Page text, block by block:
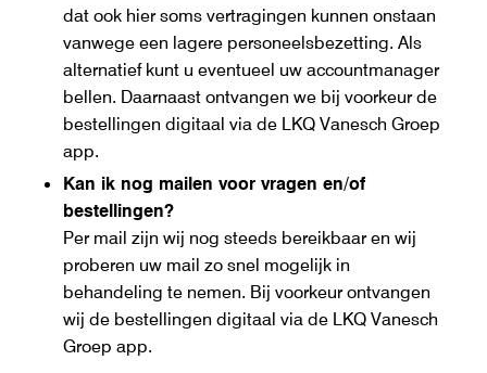
dat ook hier soms vertragingen kunnen onstaan
vanwege een lagere personeelsbezetting. Als
alternatief kunt u eventueel uw accountmanager
bellen. Daarnaast ontvangen we bij voorkeur de
bestellingen digitaal via de LKQ Vanesch Groep
app.
Kan ik nog mailen voor vragen en/of
bestellingen?
Per mail zijn wij nog steeds bereikbaar en wij
proberen uw mail zo snel mogelijk in
behandeling te nemen. Bij voorkeur ontvangen
wij de bestellingen digitaal via de LKQ Vanesch
Groep app.